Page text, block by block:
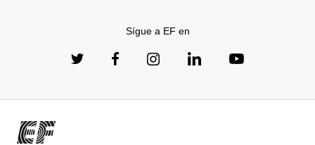
Sígue a EF en